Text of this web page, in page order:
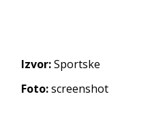
Izvor:Sportske
Foto:screenshot